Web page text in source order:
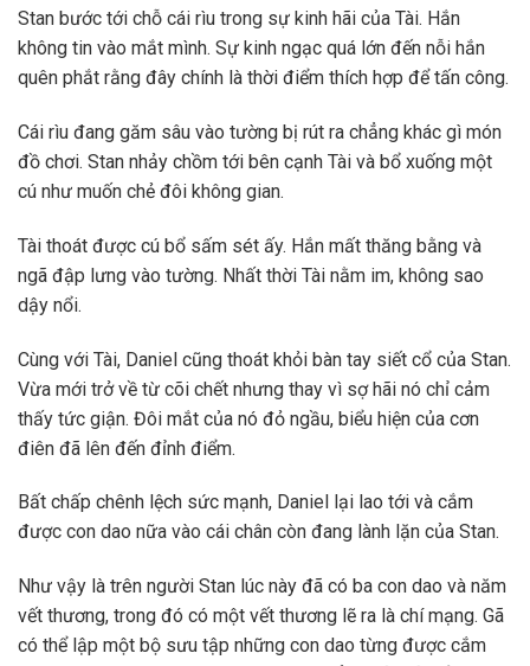
Stan bước tới chỗ cái rìu trong sự kinh hãi của Tài. Hắn
không tin vào mắt mình. Sự kinh ngạc quá lớn đến nỗi hắn
quên phắt rằng đây chính là thời điểm thích hợp để tấn công.
Cái rìu đang găm sâu vào tường bị rút ra chẳng khác gì món
đồ chơi. Stan nhảy chồm tới bên cạnh Tài và bổ xuống một
cú như muốn chẻ đôi không gian.
Tài thoát được cú bổ sấm sét ấy. Hắn mất thăng bằng và
ngã đập lưng vào tường. Nhất thời Tài nằm im, không sao
dậy nổi.
Cùng với Tài, Daniel cũng thoát khỏi bàn tay siết cổ của Stan.
Vừa mới trở về từ cõi chết nhưng thay vì sợ hãi nó chỉ cảm
thấy tức giận. Đôi mắt của nó đỏ ngầu, biểu hiện của cơn
điên đã lên đến đỉnh điểm.
Bất chấp chênh lệch sức mạnh, Daniel lại lao tới và cắm
được con dao nữa vào cái chân còn đang lành lặn của Stan.
Như vậy là trên người Stan lúc này đã có ba con dao và năm
vết thương, trong đó có một vết thương lẽ ra là chí mạng. Gã
có thể lập một bộ sưu tập những con dao từng được cắm